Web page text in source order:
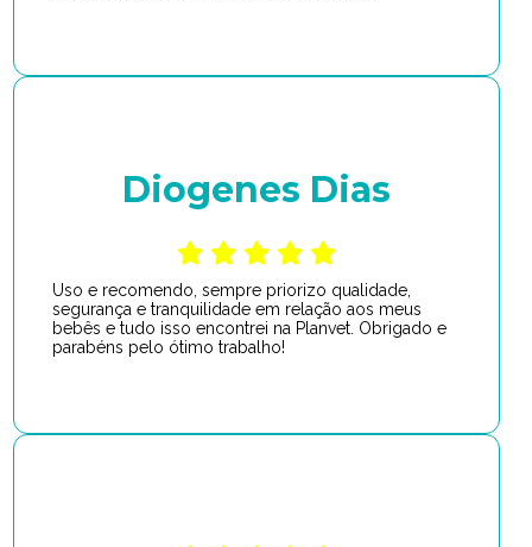
Diogenes Dias
Uso e recomendo, sempre priorizo qualidade,
segurança e tranquilidade em relação aos meus
bebês e tudo isso encontrei na Planvet. Obrigado e
parabéns pelo ótimo trabalho!